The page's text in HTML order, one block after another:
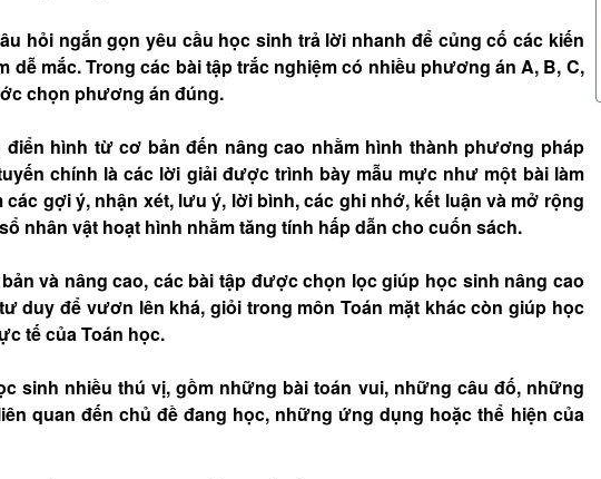
hỏi ngắn gọn yêu cầu học sinh trả lời nhanh để củng cố các kiến
mắc. Trong các bài tập trắc nghiệm có nhiều phương án A, B, C,
chọn phương án đúng.
điển hình từ cơ bản đến nâng cao nhằm hình thành phương pháp
chính là các lời giải được trình bày mẫu mực như một bài làm
gợi ý, nhận xét, lưu ý, lời bình, các ghi nhớ, kết luận và mở rộng
nhân vật hoạt hình nhằm tăng tính hấp dẫn cho cuốn sách.
và nâng cao, các bài tập được chọn lọc giúp học sinh nâng cao
duy để vươn lên khá, giỏi trong môn Toán mặt khác còn giúp học
tế của Toán học.
sinh nhiều thú vị, gồm những bài toán vui, những câu đố, những
quan đến chủ đề đang học, những ứng dụng hoặc thể hiện của